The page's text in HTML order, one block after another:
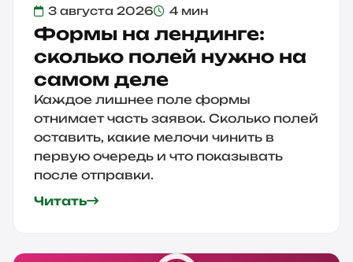
3 августа 2026 4 мин
Формы на лендинге:
сколько полей нужно на
самом деле
Каждое лишнее поле формы
отнимает часть заявок. Сколько полей
оставить, какие мелочи чинить в
первую очередь и что показывать
после отправки.
Читать